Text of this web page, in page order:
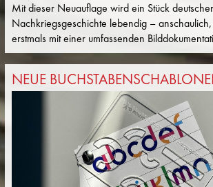
Mit dieser Neuauflage wird ein Stück deutscher
Nachkriegsgeschichte lebendig –
erstmals mit einer umfassenden
NEUE